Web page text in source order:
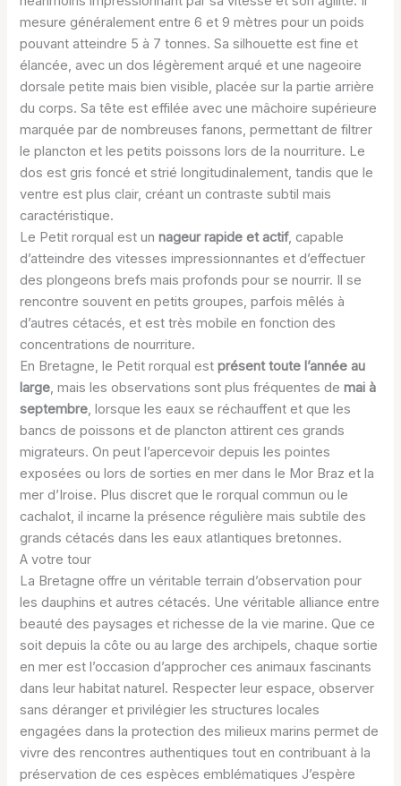
mesure généralement entre 6 et 9 mètres pour un poids
pouvant atteindre 5 à 7 tonnes. Sa silhouette est fine et
élancée, avec un dos légèrement arqué et une nageoire
dorsale petite mais bien visible, placée sur la partie arrière
du corps. Sa tête est effilée avec une mâchoire supérieure
marquée par de nombreuses fanons, permettant de filtrer
le plancton et les petits poissons lors de la nourriture. Le
dos est gris foncé et strié longitudinalement, tandis que le
ventre est plus clair, créant un contraste subtil mais
caractéristique.
Le Petit rorqual est unnageur rapide et actif, capable
d’atteindre des vitesses impressionnantes et d’effectuer
des plongeons brefs mais profonds pour se nourrir. Il se
rencontre souvent en petits groupes, parfois mêlés à
d’autres cétacés, et est très mobile en fonction des
concentrations de nourriture.
En Bretagne, le Petit rorqual estprésent toute l’année au
large, mais les observations sont plus fréquentes demai à
septembre, lorsque les eaux se réchauffent et que les
bancs de poissons et de plancton attirent ces grands
migrateurs. On peut l’apercevoir depuis les pointes
exposées ou lors de sorties en mer dans le Mor Braz et la
mer d’Iroise. Plus discret que le rorqual commun ou le
cachalot, il incarne la présence régulière mais subtile des
grands cétacés dans les eaux atlantiques bretonnes.
A votre tour
La Bretagne offre un véritable terrain d’observation pour
les dauphins et autres cétacés. Une véritable alliance entre
beauté des paysages et richesse de la vie marine. Que ce
soit depuis la côte ou au large des archipels, chaque sortie
en mer est l’occasion d’approcher ces animaux fascinants
dans leur habitat naturel. Respecter leur espace, observer
sans déranger et privilégier les structures locales
engagées dans la protection des milieux marins permet de
vivre des rencontres authentiques tout en contribuant à la
préservation de ces espèces emblématiques J’espère